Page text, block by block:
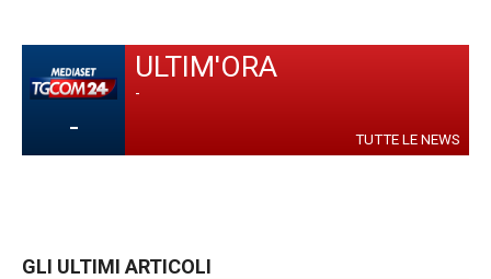
-
ULTIM'ORA
-
TUTTE LE NEWS
GLI ULTIMI ARTICOLI